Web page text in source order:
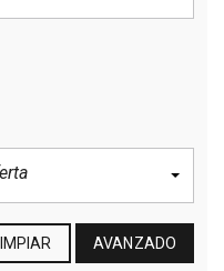
AVANZADO